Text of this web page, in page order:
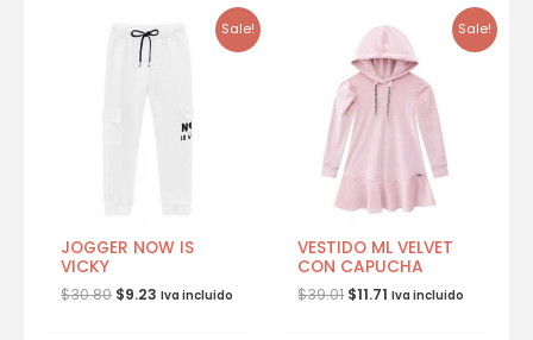
Sale!
JOGGER NOW IS
VICKY
$30.80 $9.23 Iva incluido
Sale!
VESTIDO ML VELVET
CON CAPUCHA
$39.01 $11.71 Iva incluido